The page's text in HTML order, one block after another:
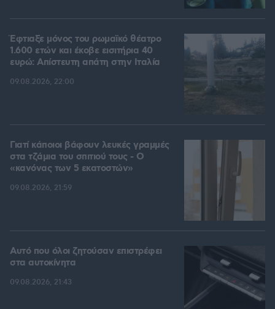
Έφτιαξε μόνος του ρωμαϊκό θέατρο
1.600 ετών και έκοβε εισιτήρια 40
ευρώ: Απίστευτη απάτη στην Ιταλία
09.08.2026, 22:00
Γιατί κάποιοι βάφουν λευκές γραμμές
στα τζάμια του σπιτιού τους - Ο
«κανόνας των 5 εκατοστών»
09.08.2026, 21:59
Αυτό που όλοι ζητούσαν επιστρέφει
στα αυτοκίνητα
09.08.2026, 21:43